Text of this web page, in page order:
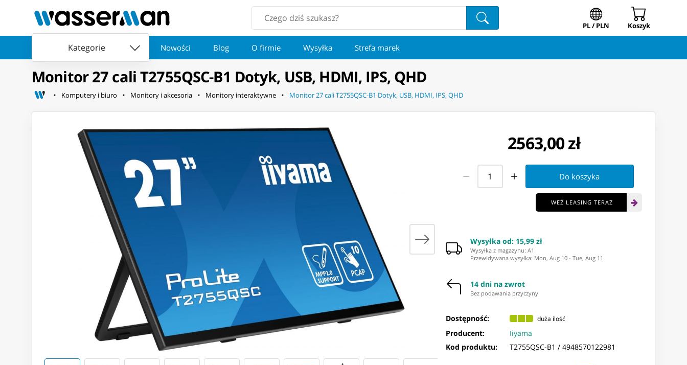
PL / PLN Koszyk
Kategorie Nowości Blog O firmie Wysyłka Strefa marek
Monitor 27 cali T2755QSC-B1 Dotyk, USB, HDMI, IPS, QHD
Komputery i biuro Monitory i akcesoria Monitory interaktywne Monitor 27 cali T2755QSC-B1 Dotyk, USB, HDMI, IPS, QHD
2563,00 zł
Do koszyka
WEŹ LEASING TERAZ
Wysyłka od: 15,99 zł
Wysyłka z magazynu: ⁨A1⁩
Przewidywana wysyłka: Mon, Aug 10 -Tue, Aug 11
14 dni na zwrot
Bez podawania przyczyny
Dostępność: duża ilość
Producent:
Iiyama
Kod produktu:
T2755QSC-B1 /4948570122981